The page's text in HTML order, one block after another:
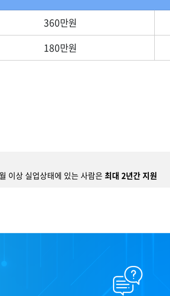
360만원
180만원
이상 실업상태에 있는 사람은 최대 2년간 지원